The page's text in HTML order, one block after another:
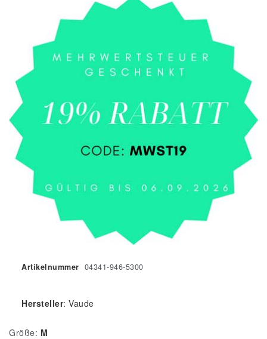
Artikelnummer 04341-946-5300
Hersteller: Vaude
Größe: M